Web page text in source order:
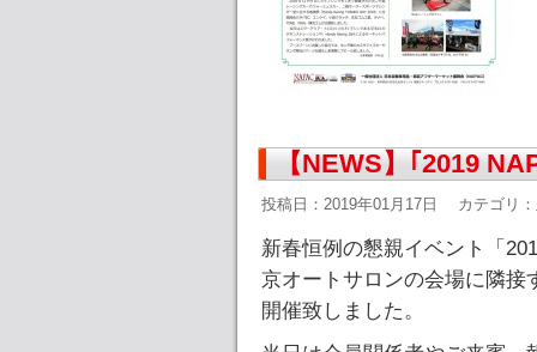
【NEWS】｢2019
投稿日：2019年01月17日 カテゴリ：
新春恒例の懇親イベント「
京オートサロンの会場に隣接
開催致しました。